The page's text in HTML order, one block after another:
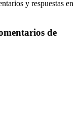
y respuestas en
de